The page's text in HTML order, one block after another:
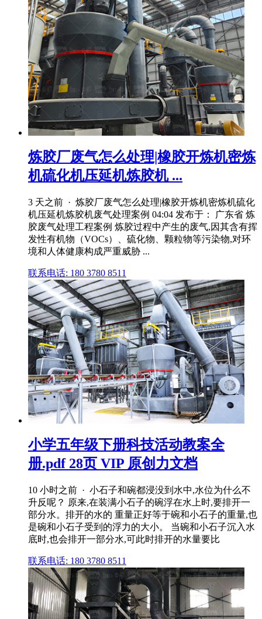
炼胶厂废气怎么处理|橡胶开炼机密炼
机硫化机压延机炼胶机 ...
3 天之前 · 炼胶厂废气怎么处理|橡胶开炼机密炼机硫化
机压延机炼胶机废气处理案例 04:04 发布于： 广东省 炼
胶废气处理工程案例 炼胶过程中产生的废气,因其含有挥
发性有机物（VOCs）、硫化物、颗粒物等污染物,对环
境和人体健康构成严重威胁 ...
联系电话: 180 3780 8511
小学五年级下册科技活动教案全
册.pdf 28页 VIP 原创力文档
10 小时之前 · 小石子和碗都浸没到水中,水位为什么不
升反呢？ 原来,在装满小石子的碗浮在水上时,要排开一
部分水。排开的水的 重量正好等于碗和小石子的重量,也
是碗和小石子受到的浮力的大小。 当碗和小石子沉入水
底时,也会排开一部分水,可此时排开的水量要比
联系电话: 180 3780 8511